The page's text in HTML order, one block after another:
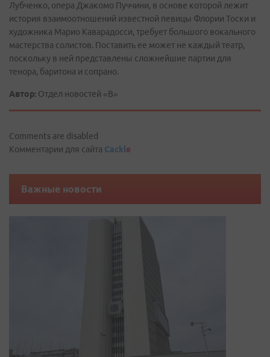
Лубченко, опера Джакомо Пуччини, в основе которой лежит
история взаимоотношений известной певицы Флории Тоски и
художника Марио Каварадосси, требует большого вокального
мастерства солистов. Поставить ее может не каждый театр,
поскольку в ней представлены сложнейшие партии для
тенора, баритона и сопрано.
Автор: Отдел новостей «В»
Comments are disabled
Комментарии для сайта Cackle
Важные новости